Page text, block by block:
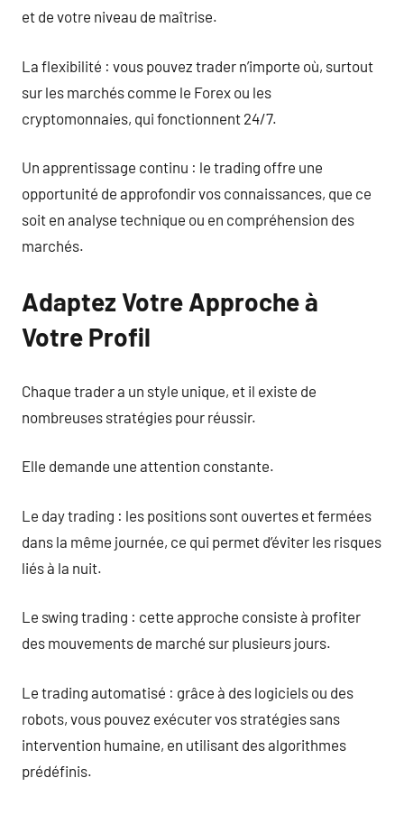
et de votre niveau de maîtrise.
La flexibilité : vous pouvez trader n’importe où, surtout
sur les marchés comme le Forex ou les
cryptomonnaies, qui fonctionnent 24/7.
Un apprentissage continu : le trading offre une
opportunité de approfondir vos connaissances, que ce
soit en analyse technique ou en compréhension des
marchés.
Adaptez Votre Approche à
Votre Profil
Chaque trader a un style unique, et il existe de
nombreuses stratégies pour réussir.
Elle demande une attention constante.
Le day trading : les positions sont ouvertes et fermées
dans la même journée, ce qui permet d’éviter les risques
liés à la nuit.
Le swing trading : cette approche consiste à profiter
des mouvements de marché sur plusieurs jours.
Le trading automatisé : grâce à des logiciels ou des
robots, vous pouvez exécuter vos stratégies sans
intervention humaine, en utilisant des algorithmes
prédéfinis.